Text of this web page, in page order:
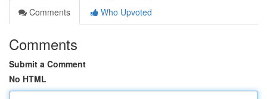
Comments
Who Upvoted
Comments
Submit a Comment
No HTML